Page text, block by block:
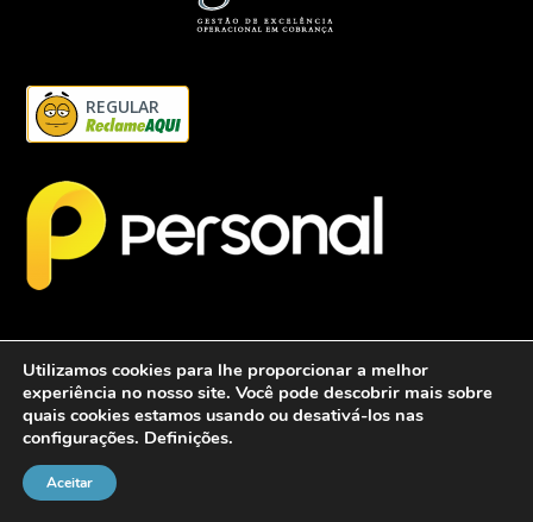
REGULAR
2026 - Personalcob - CNPJ: 12.837.042/0001-60- Todos direitos
Utilizamos cookies para lhe proporcionar a melhor
experiência no nosso site. Você pode descobrir mais sobre
quais cookies estamos usando ou desativá-los nas
configurações. Definições.
Aceitar